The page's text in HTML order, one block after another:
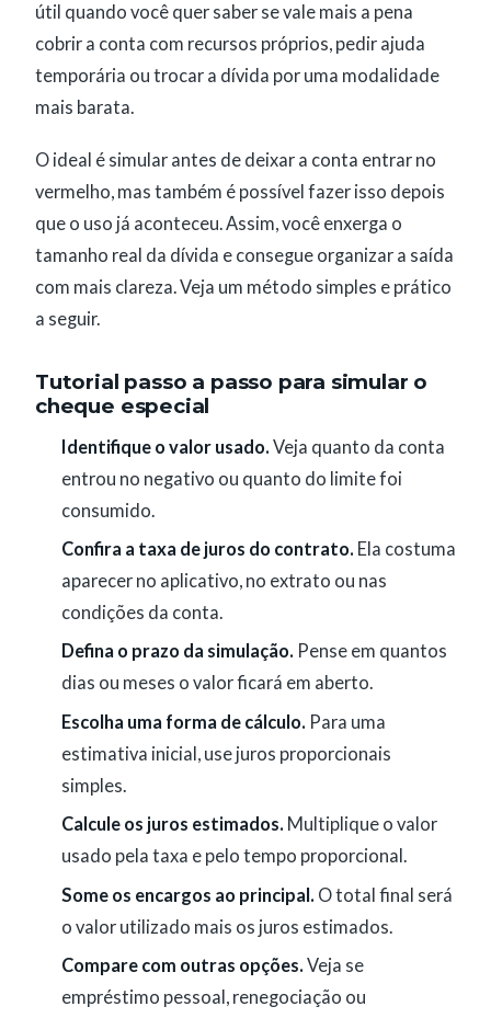
útil quando você quer saber se vale mais a pena
cobrir a conta com recursos próprios, pedir ajuda
temporária ou trocar a dívida por uma modalidade
mais barata.
O ideal é simular antes de deixar a conta entrar no
vermelho, mas também é possível fazer isso depois
que o uso já aconteceu. Assim, você enxerga o
tamanho real da dívida e consegue organizar a saída
com mais clareza. Veja um método simples e prático
a seguir.
Tutorial passo a passo para simular o
cheque especial
Identifique o valor usado. Veja quanto da conta
entrou no negativo ou quanto do limite foi
consumido.
Confira a taxa de juros do contrato. Ela costuma
aparecer no aplicativo, no extrato ou nas
condições da conta.
Defina o prazo da simulação. Pense em quantos
dias ou meses o valor ficará em aberto.
Escolha uma forma de cálculo. Para uma
estimativa inicial, use juros proporcionais
simples.
Calcule os juros estimados. Multiplique o valor
usado pela taxa e pelo tempo proporcional.
Some os encargos ao principal. O total final será
o valor utilizado mais os juros estimados.
Compare com outras opções. Veja se
empréstimo pessoal, renegociação ou